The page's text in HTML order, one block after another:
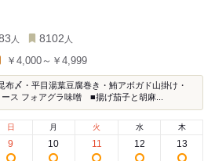
人 8102 人
￥4,000～￥4,999
〆・平目湯葉豆腐巻き・鮪アボガド山掛け・
ース フォアグラ味噌 ■揚げ茄子と胡麻...
日
9
月
10
火
11
水
12
木
13